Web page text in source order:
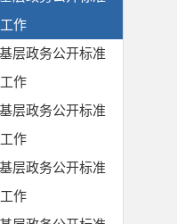
作
层政务公开标准
作
层政务公开标准
作
层政务公开标准
作